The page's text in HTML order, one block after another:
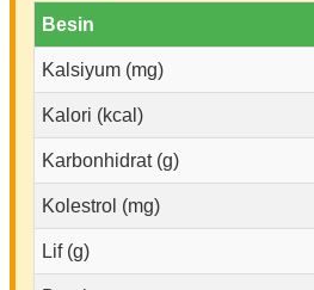
Besin
Kalsiyum (mg)
Kalori (kcal)
Karbonhidrat (g)
Kolestrol (mg)
Lif (g)